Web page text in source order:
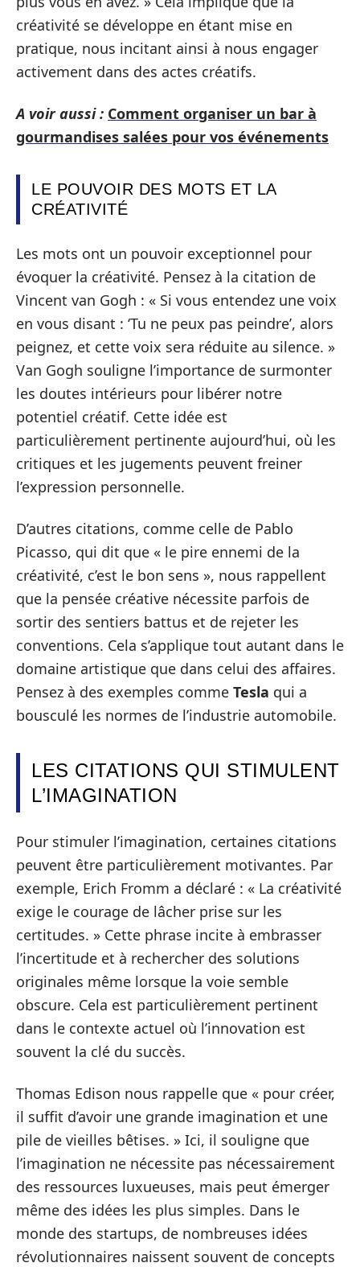
créativité se développe en étant mise en
pratique, nous incitant ainsi à nous engager
activement dans des actes créatifs.
A voir aussi : Comment organiser un bar à
gourmandises salées pour vos événements
LE POUVOIR DES MOTS ET LA
CRÉATIVITÉ
Les mots ont un pouvoir exceptionnel pour
évoquer la créativité. Pensez à la citation de
Vincent van Gogh : « Si vous entendez une voix
en vous disant : ‘Tu ne peux pas peindre’, alors
peignez, et cette voix sera réduite au silence. »
Van Gogh souligne l’importance de surmonter
les doutes intérieurs pour libérer notre
potentiel créatif. Cette idée est
particulièrement pertinente aujourd’hui, où les
critiques et les jugements peuvent freiner
l’expression personnelle.
D’autres citations, comme celle de Pablo
Picasso, qui dit que « le pire ennemi de la
créativité, c’est le bon sens », nous rappellent
que la pensée créative nécessite parfois de
sortir des sentiers battus et de rejeter les
conventions. Cela s’applique tout autant dans le
domaine artistique que dans celui des affaires.
Pensez à des exemples comme Tesla qui a
bousculé les normes de l’industrie automobile.
LES CITATIONS QUI STIMULENT
L’IMAGINATION
Pour stimuler l’imagination, certaines citations
peuvent être particulièrement motivantes. Par
exemple, Erich Fromm a déclaré : « La créativité
exige le courage de lâcher prise sur les
certitudes. » Cette phrase incite à embrasser
l’incertitude et à rechercher des solutions
originales même lorsque la voie semble
obscure. Cela est particulièrement pertinent
dans le contexte actuel où l’innovation est
souvent la clé du succès.
Thomas Edison nous rappelle que « pour créer,
il suffit d’avoir une grande imagination et une
pile de vieilles bêtises. » Ici, il souligne que
l’imagination ne nécessite pas nécessairement
des ressources luxueuses, mais peut émerger
même des idées les plus simples. Dans le
monde des startups, de nombreuses idées
révolutionnaires naissent souvent de concepts